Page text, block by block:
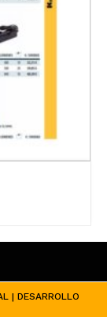
| DESARROLLO